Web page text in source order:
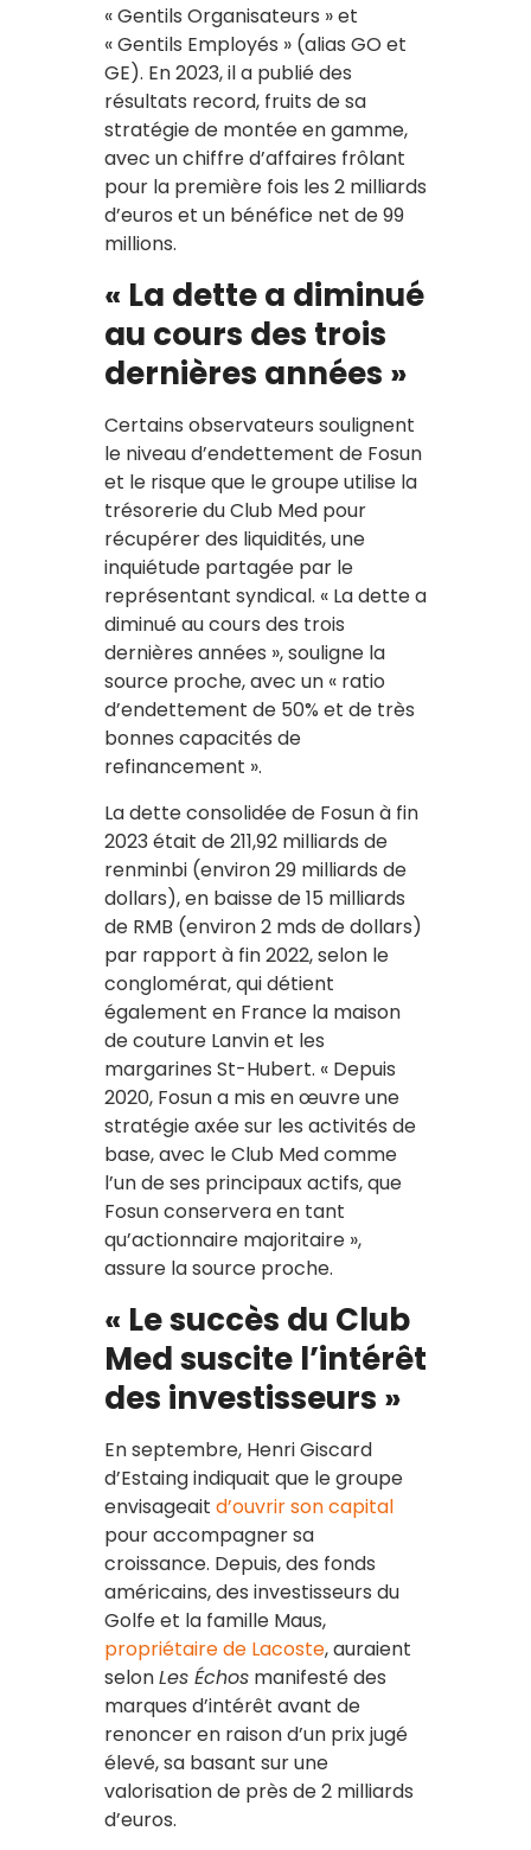
« Gentils Organisateurs » et
« Gentils Employés » (alias GO et
GE). En 2023, il a publié des
résultats record, fruits de sa
stratégie de montée en gamme,
avec un chiffre d’affaires frôlant
pour la première fois les 2 milliards
d’euros et un bénéfice net de 99
millions.
« La dette a diminué
au cours des trois
dernières années »
Certains observateurs soulignent
le niveau d’endettement de Fosun
et le risque que le groupe utilise la
trésorerie du Club Med pour
récupérer des liquidités, une
inquiétude partagée par le
représentant syndical. « La dette a
diminué au cours des trois
dernières années », souligne la
source proche, avec un « ratio
d’endettement de 50% et de très
bonnes capacités de
refinancement ».
La dette consolidée de Fosun à fin
2023 était de 211,92 milliards de
renminbi (environ 29 milliards de
dollars), en baisse de 15 milliards
de RMB (environ 2 mds de dollars)
par rapport à fin 2022, selon le
conglomérat, qui détient
également en France la maison
de couture Lanvin et les
margarines St-Hubert. « Depuis
2020, Fosun a mis en œuvre une
stratégie axée sur les activités de
base, avec le Club Med comme
l’un de ses principaux actifs, que
Fosun conservera en tant
qu’actionnaire majoritaire »,
assure la source proche.
« Le succès du Club
Med suscite l’intérêt
des investisseurs »
En septembre, Henri Giscard
d’Estaing indiquait que le groupe
envisageait d’ouvrir son capital
pour accompagner sa
croissance. Depuis, des fonds
américains, des investisseurs du
Golfe et la famille Maus,
propriétaire de Lacoste, auraient
selonLes Échos manifesté des
marques d’intérêt avant de
renoncer en raison d’un prix jugé
élevé, sa basant sur une
valorisation de près de 2 milliards
d’euros.